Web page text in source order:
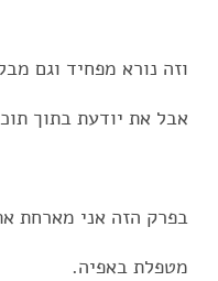
וזה נורא מפחיד וגם
אבל את יודעת בתוך
בפרק הזה אני מארחת
מטפלת באפיה.